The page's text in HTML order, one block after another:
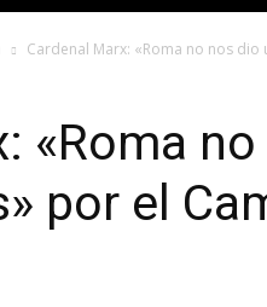
Cardenal Marx: «Roma no nos
«Roma
por el